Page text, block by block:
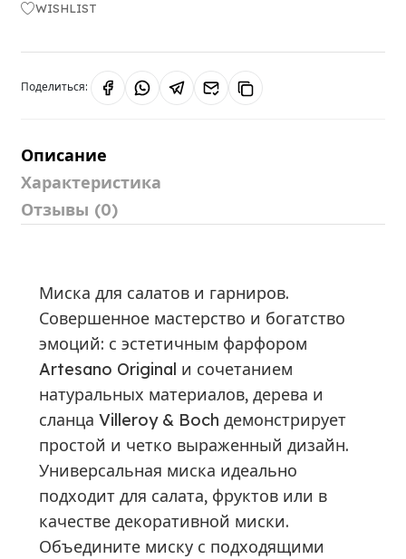
WISHLIST
Поделиться:
Описание
Характеристика
Отзывы (0)
Миска для салатов и гарниров.
Совершенное мастерство и богатство
эмоций: с эстетичным фарфором
Artesano Original и сочетанием
натуральных материалов, дерева и
сланца Villeroy & Boch демонстрирует
простой и четко выраженный дизайн.
Универсальная миска идеально
подходит для салата, фруктов или в
качестве декоративной миски.
Объедините миску с подходящими